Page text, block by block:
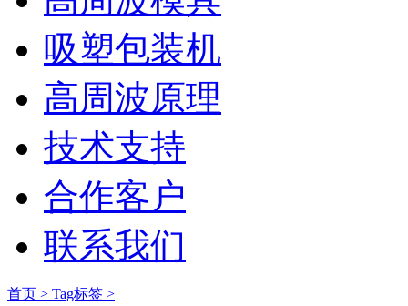
吸塑包装机
高周波原理
技术支持
合作客户
联系我们
首页 > Tag标签 >